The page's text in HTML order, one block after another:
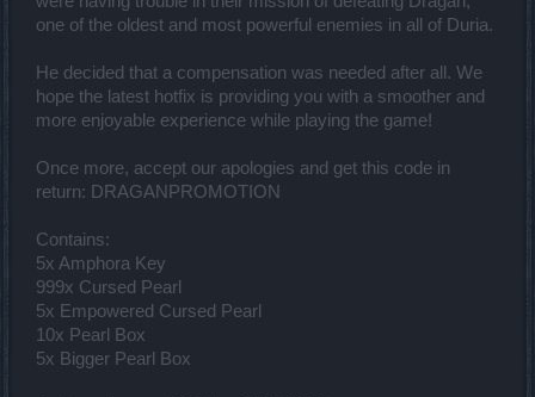
one of the oldest and most powerful enemies in all of Duria.
He decided that a compensation was needed after all. We
hope the latest hotfix is providing you with a smoother and
more enjoyable experience while playing the game!
Once more, accept our apologies and get this code in
return: DRAGANPROMOTION
Contains:
5x Amphora Key
999x Cursed Pearl
5x Empowered Cursed Pearl
10x Pearl Box
5x Bigger Pearl Box